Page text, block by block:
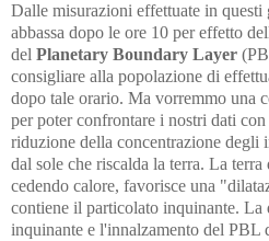
Dalle misurazioni effettuate in
abbassa dopo le ore 10 per effetto
del Planetary Boundary Layer
consigliare alla popolazione di
dopo tale orario. Ma vorremmo una
per poter confrontare i nostri dati
riduzione della concentrazione degli
dal sole che riscalda la terra. La terra
cedendo calore, favorisce una
contiene il particolato inquinante. La
inquinante e l'innalzamento del PBL